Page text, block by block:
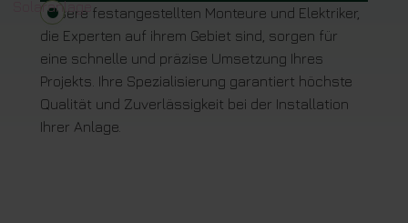
Unsere festangestellten Monteure und Elektriker,
die Experten auf ihrem Gebiet sind, sorgen für
eine schnelle und präzise Umsetzung Ihres
Projekts. Ihre Spezialisierung garantiert höchste
Qualität und Zuverlässigkeit bei der Installation
Ihrer Anlage.